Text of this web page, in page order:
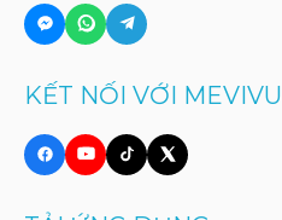
KẾT NỐI VỚI MEVIVU